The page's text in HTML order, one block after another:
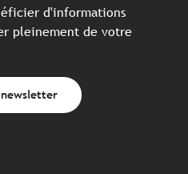
d'informations
pleinement de votre